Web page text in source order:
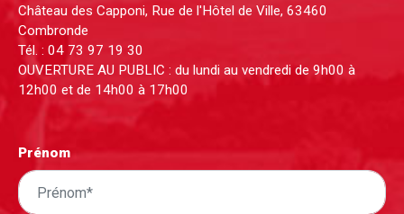
Château des Capponi, Rue de l'Hôtel de Ville, 63460
Combronde
Tél. : 04 73 97 19 30
OUVERTURE AU PUBLIC : du lundi au vendredi de 9h00 à
12h00 et de 14h00 à 17h00
Prénom